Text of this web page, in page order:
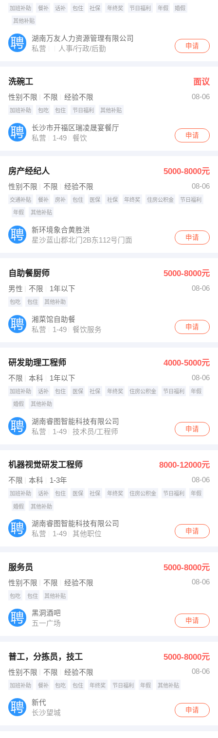
加班补助 餐补 话补 包住 社保 年终奖 节日福利 年假 婚假
其他补贴
湖南万友人力资源管理有限公司
私营
人事/行政/后勤 申请
洗碗工 面议
性别不限 不限 经验不限 08-06
加班补助 包吃 包住 节日福利 其他补贴
长沙市开福区瑞凌晟宴餐厅
私营
1-49 餐饮 申请
房产经纪人 5000-8000元
性别不限 不限 经验不限 08-06
交通补贴 餐补 房补 包住 医保 社保 年终奖 住房公积金 节日福利
年假 其他补贴
新环境象合黄胜洪
星沙蓝山郡北门2B东112号门面
申请
自助餐厨师 5000-8000元
男性 不限 1年以下 08-06
包吃 包住 其他补助
湘菜馆自助餐
私营
1-49 餐饮服务 申请
研发助理工程师 4000-5000元
不限 本科 1年以下 08-06
加班补助 话补 包住 医保 社保 年终奖 住房公积金 节日福利 年假
婚假 其他补助
湖南睿图智能科技有限公司
私营
1-49 技术员/工程师 申请
机器视觉研发工程师 8000-12000元
不限 本科 1-3年 08-06
加班补助 话补 包住 医保 社保 年终奖 住房公积金 节日福利 年假
婚假 其他补助
湖南睿图智能科技有限公司
私营
1-49 其他职位 申请
服务员 5000-8000元
性别不限 不限 经验不限 08-06
包吃 包住 其他补贴
黑洞酒吧
五一广场
申请
普工，分拣员，技工 5000-8000元
性别不限 不限 经验不限 08-06
加班补助 餐补 包吃 包住 年终奖 节日福利 年假 其他补贴
新代
长沙望城
申请